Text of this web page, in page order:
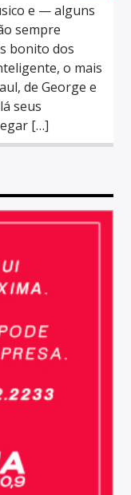
e — alguns
sempre
bonito dos
o mais
de George e
seus
[…]